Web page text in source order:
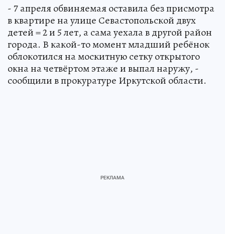
- 7 апреля обвиняемая оставила без присмотра
в квартире на улице Севастопольской двух
детей = 2 и 5 лет, а сама уехала в другой район
города. В какой-то момент младший ребёнок
облокотился на москитную сетку открытого
окна на четвёртом этаже и выпал наружу, -
сообщили в прокуратуре Иркутской области.